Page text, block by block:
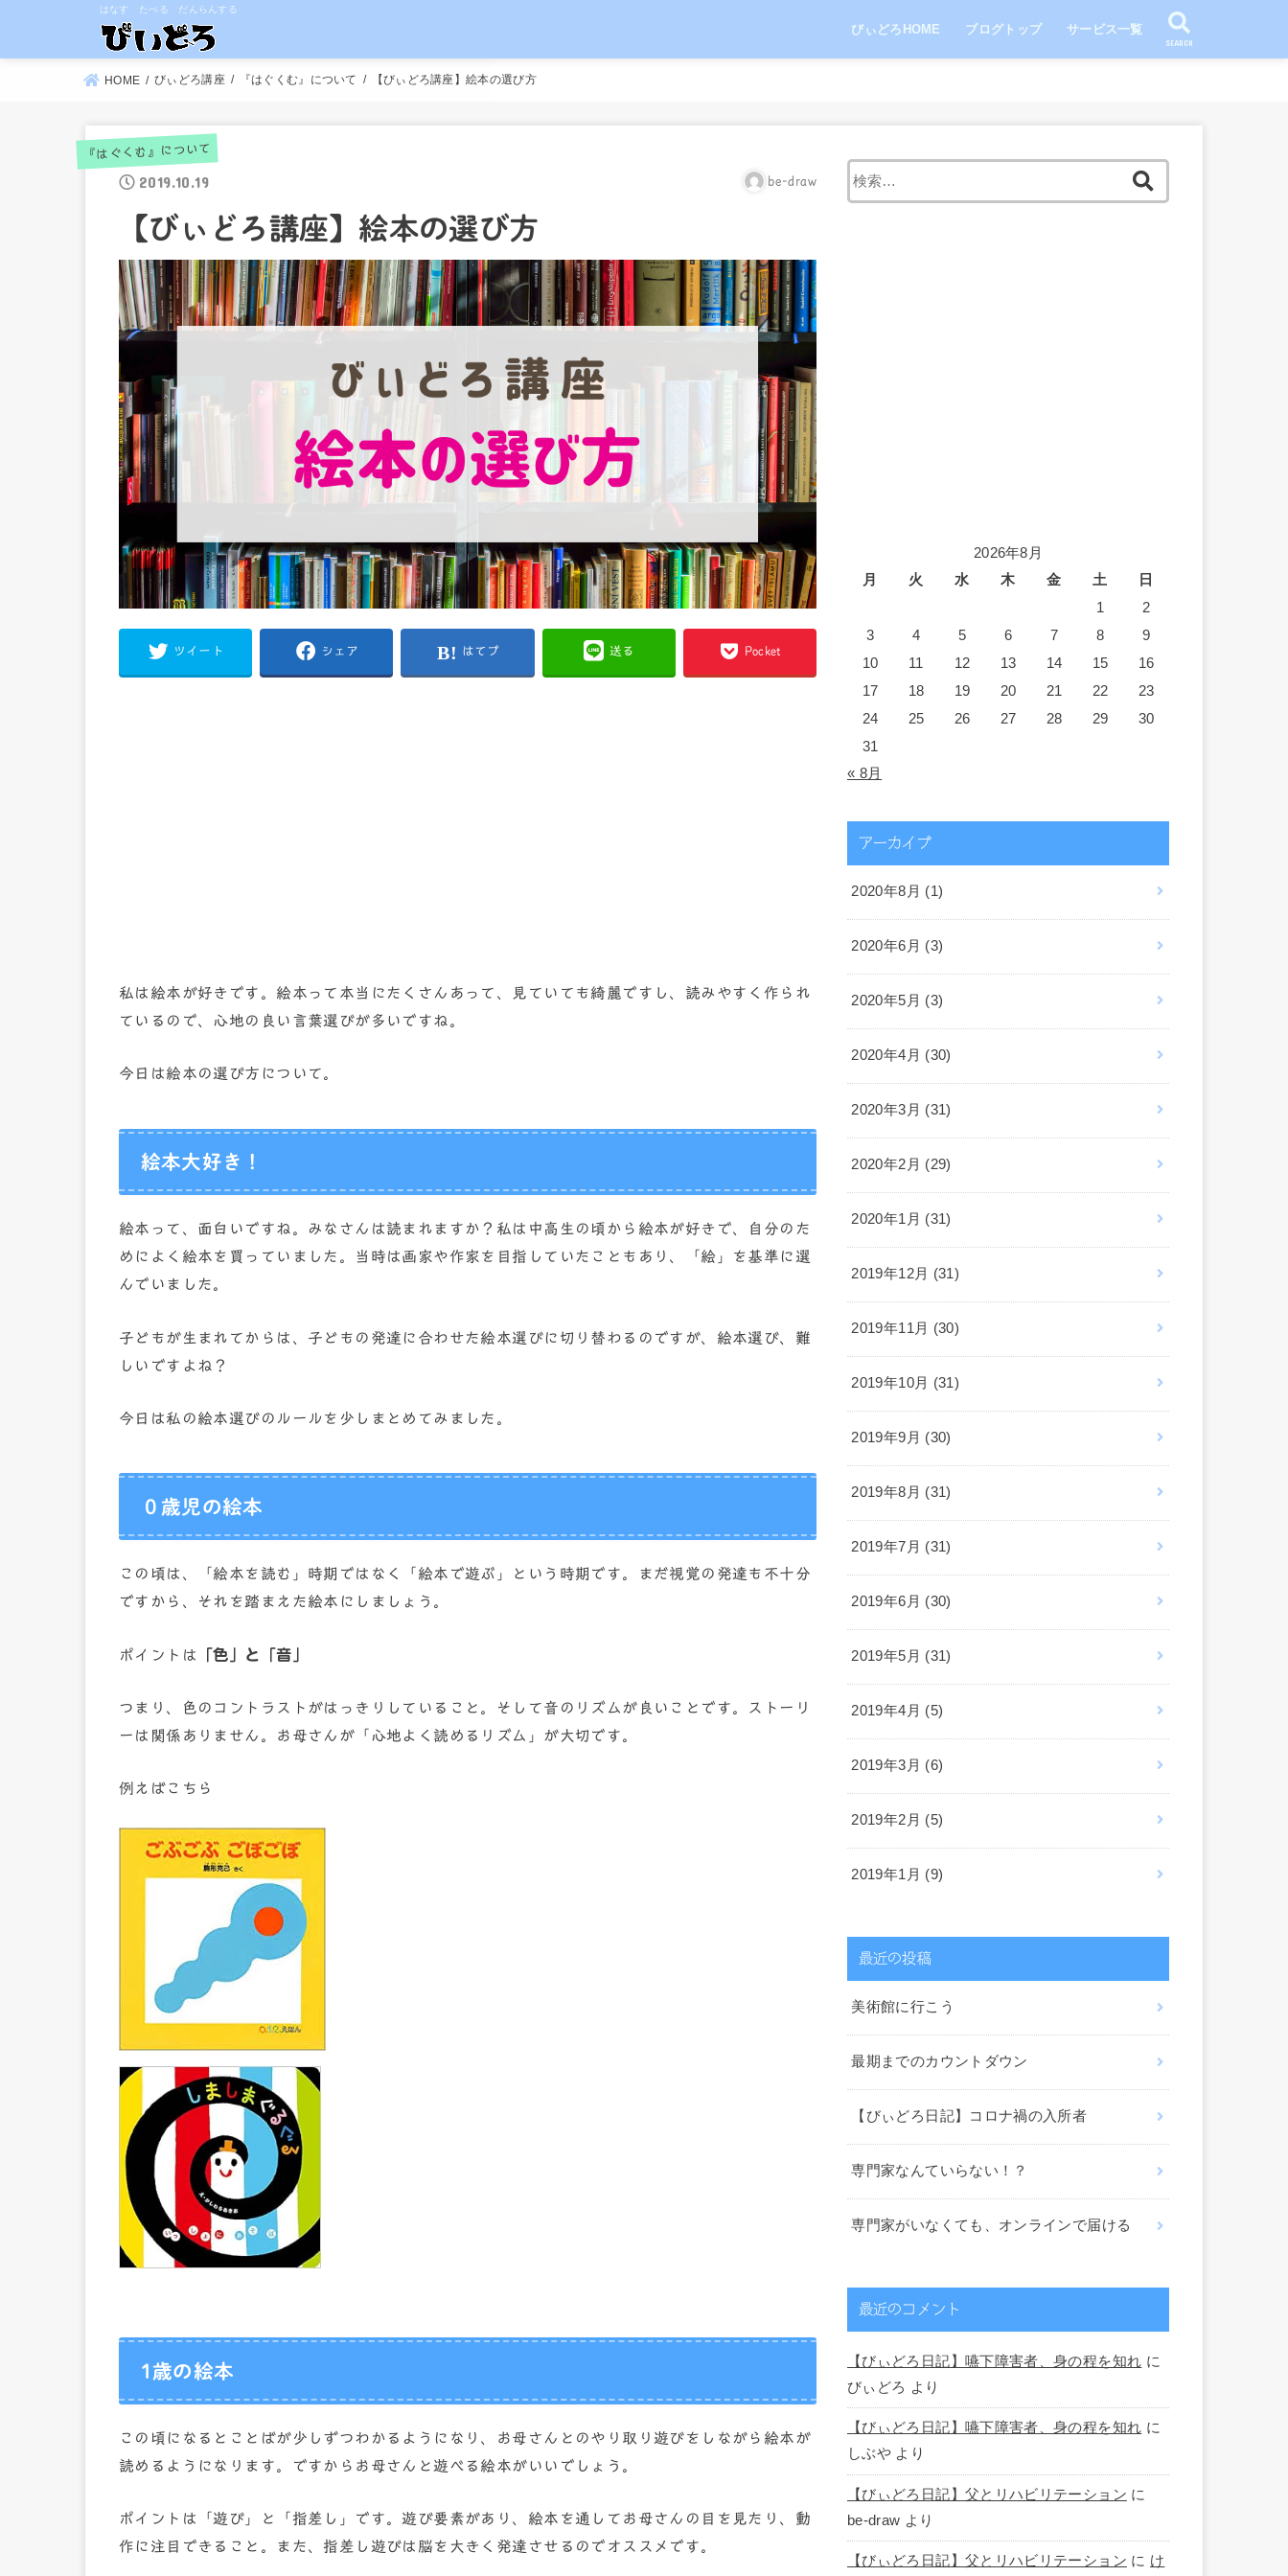
はなす たべる だんらんする
びぃどろHOME ブログトップ サービス一覧
SEARCH
HOME びぃどろ講座 『はぐくむ』について 【びぃどろ講座】絵本の選び方
『はぐくむ』について
2019.10.19 be-draw
【びぃどろ講座】絵本の選び方
ツイート シェア はてブ 送る Pocket
私は絵本が好きです。絵本って本当にたくさんあって、見ていても綺麗ですし、読みやすく作られ
ているので、心地の良い言葉選びが多いですね。
今日は絵本の選び方について。
絵本大好き！
絵本って、面白いですね。みなさんは読まれますか？私は中高生の頃から絵本が好きで、自分のた
めによく絵本を買っていました。当時は画家や作家を目指していたこともあり、「絵」を基準に選
んでいました。
子どもが生まれてからは、子どもの発達に合わせた絵本選びに切り替わるのですが、絵本選び、難
しいですよね？
今日は私の絵本選びのルールを少しまとめてみました。
０歳児の絵本
この頃は、「絵本を読む」時期ではなく「絵本で遊ぶ」という時期です。まだ視覚の発達も不十分
ですから、それを踏まえた絵本にしましょう。
ポイントは 「色」と「音」
つまり、色のコントラストがはっきりしていること。そして音のリズムが良いことです。ストーリ
ーは関係ありません。お母さんが「心地よく読めるリズム」が大切です。
例えばこちら
1歳の絵本
この頃になるとことばが少しずつわかるようになり、お母さんとのやり取り遊びをしながら絵本が
読めるようになります。ですからお母さんと遊べる絵本がいいでしょう。
ポイントは「遊び」と「指差し」です。遊び要素があり、絵本を通してお母さんの目を見たり、動
作に注目できること。また、指差し遊びは脳を大きく発達させるのでオススメです。
2026年8月
月
火 水 木 金 土
日
1
2
3
4 5 6 7 8
9
10
11 12 13 14 15
16
17
18 19 20 21 22
23
24
25 26 27 28 29
30
31
« 8月
アーカイブ
2020年8月 (1)
2020年6月 (3)
2020年5月 (3)
2020年4月 (30)
2020年3月 (31)
2020年2月 (29)
2020年1月 (31)
2019年12月 (31)
2019年11月 (30)
2019年10月 (31)
2019年9月 (30)
2019年8月 (31)
2019年7月 (31)
2019年6月 (30)
2019年5月 (31)
2019年4月 (5)
2019年3月 (6)
2019年2月 (5)
2019年1月 (9)
最近の投稿
美術館に行こう
最期までのカウントダウン
【びぃどろ日記】コロナ禍の入所者
専門家なんていらない！？
専門家がいなくても、オンラインで届ける
最近のコメント
【びぃどろ日記】嚥下障害者、身の程を知れ に
びぃどろ より
【びぃどろ日記】嚥下障害者、身の程を知れ に
しぶや より
【びぃどろ日記】父とリハビリテーション に
be-draw より
【びぃどろ日記】父とリハビリテーション に け